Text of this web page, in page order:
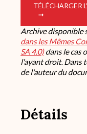
TÉLÉCHARGER
Archive disponible
dans les Mêmes
SA 4.0)dans le cas
l'ayant droit. Dans
de l'auteur du
Détails